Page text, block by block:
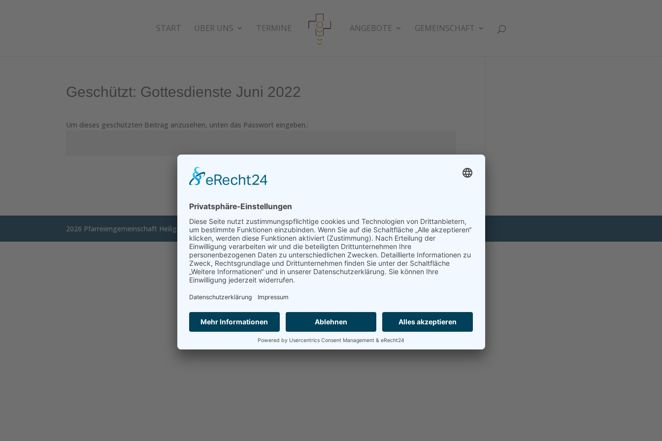
START ÜBER UNS TERMINE ANGEBOTE GEMEINSCHAFT
Geschützt: Gottesdienste Juni 2022
Um dieses geschützten Beitrag anzusehen, unten das Passwort eingeben.:
2026 Pfarreiengemeinschaft Heilig Geist und Zwölf Apostel |Impressum|Datenschutzerklärung